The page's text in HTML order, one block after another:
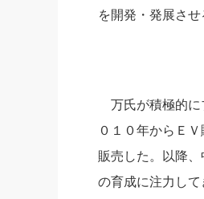
を開発・発展させ
万氏が積極的に
０１０年からＥ
販売した。以降
の育成に注力して